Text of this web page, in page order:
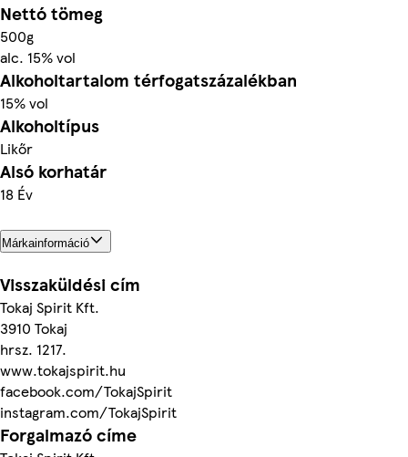
Nettó tömeg
500g
alc. 15% vol
Alkoholtartalom térfogatszázalékban
15% vol
Alkoholtípus
Likőr
Alsó korhatár
18 Év
Márkainformáció
Visszaküldési cím
Tokaj Spirit Kft.
3910 Tokaj
hrsz. 1217.
www.tokajspirit.hu
facebook.com/TokajSpirit
instagram.com/TokajSpirit
Forgalmazó címe